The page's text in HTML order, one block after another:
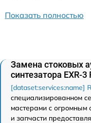
Показать полностью
Замена стоковых
синтезатора EXR-3
[dataset:services:name]
специализированном
мастерами с огромным
и запчасти